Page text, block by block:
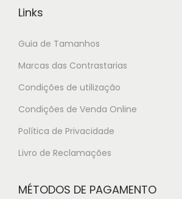
Links
Guia de Tamanhos
Marcas das Contrastarias
Condições de utilização
Condições de Venda Online
Política de Privacidade
Livro de Reclamações
MÉTODOS DE PAGAMENTO